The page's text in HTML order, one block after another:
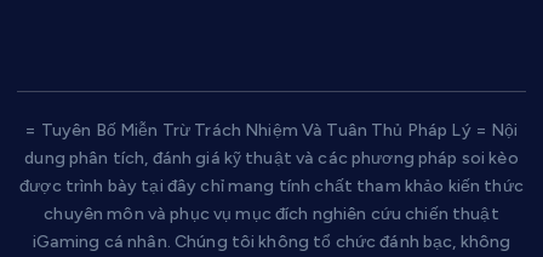
= Tuyên Bố Miễn Trừ Trách Nhiệm Và Tuân Thủ Pháp Lý = Nội
dung phân tích, đánh giá kỹ thuật và các phương pháp soi kèo
được trình bày tại đây chỉ mang tính chất tham khảo kiến thức
chuyên môn và phục vụ mục đích nghiên cứu chiến thuật
iGaming cá nhân. Chúng tôi không tổ chức đánh bạc, không